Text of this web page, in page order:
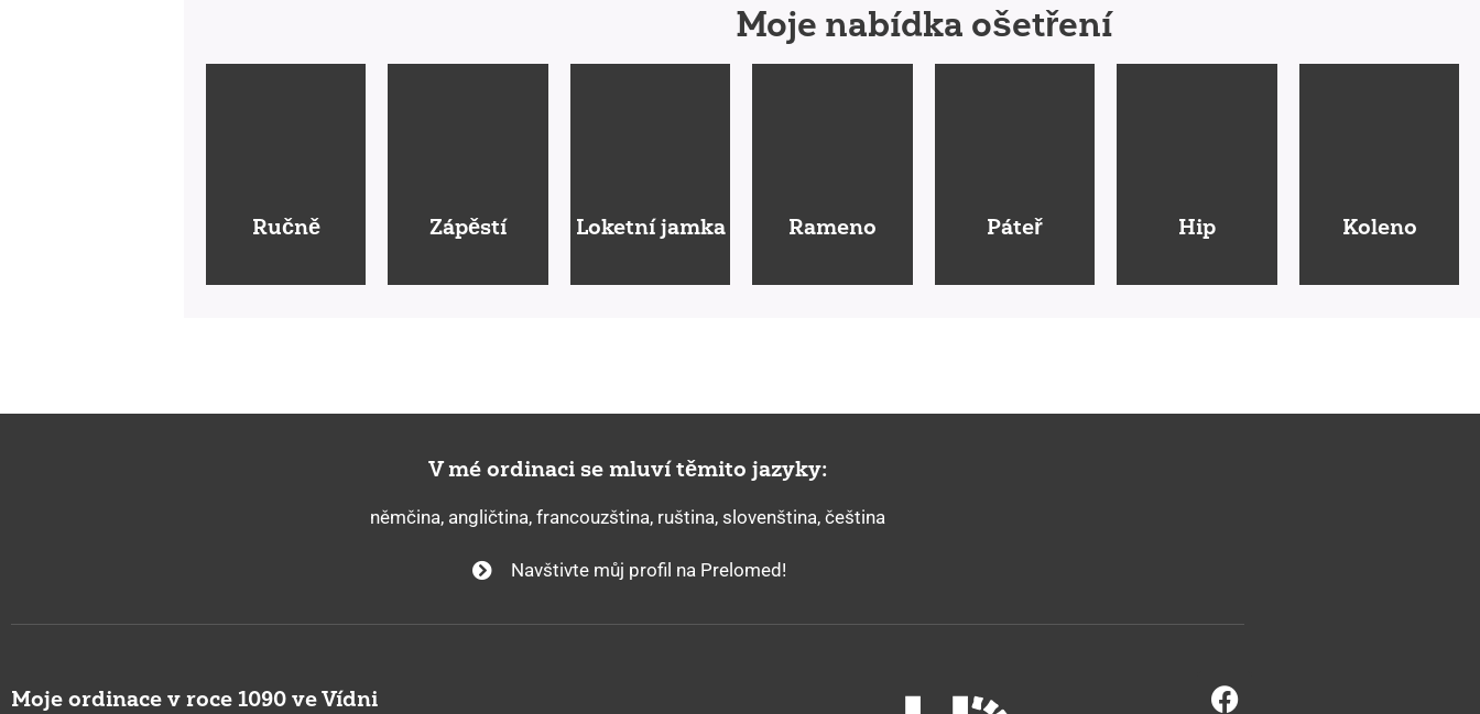
Moje nabídka ošetření
Ručně Zápěstí Loketní jamka Rameno Páteř Hip Koleno
V mé ordinaci se mluví těmito jazyky:
němčina, angličtina, francouzština, ruština, slovenština, čeština
Navštivte můj profil na Prelomed!
Moje ordinace v roce 1090 ve Vídni